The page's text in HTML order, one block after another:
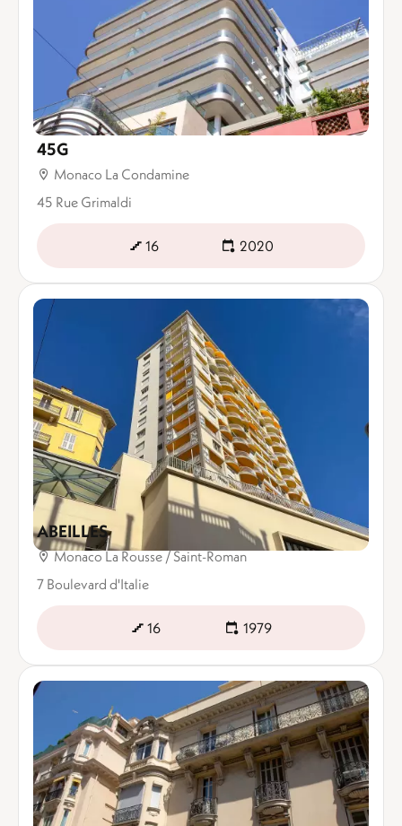
45G
Monaco La Condamine
45 Rue Grimaldi
16 2020
ABEILLES
Monaco La Rousse / Saint-Roman
7 Boulevard d'Italie
16 1979